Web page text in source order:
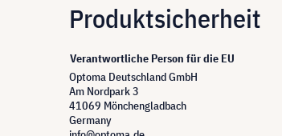
Produktsicherheit
Verantwortliche Person für die EU
Optoma Deutschland GmbH
Am Nordpark 3
41069 Mönchengladbach
Germany